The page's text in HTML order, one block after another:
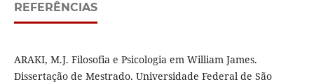
REFERÊNCIAS
ARAKI, M.J. Filosofia e Psicologia em William James.
Dissertação de Mestrado. Universidade Federal de São